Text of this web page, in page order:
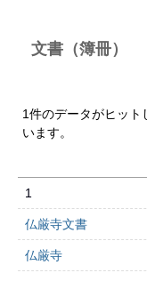
文書（簿冊）
1件のデータがヒット
います。
1
仏厳寺文書
仏厳寺